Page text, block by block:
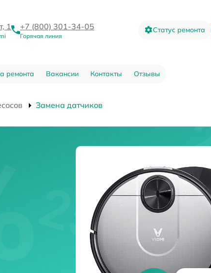
1 +7 (800) 301-34-05
Горячая линия
Статус ремонта
ремонта Вакансии Контакты Отзывы
Замена датчиков